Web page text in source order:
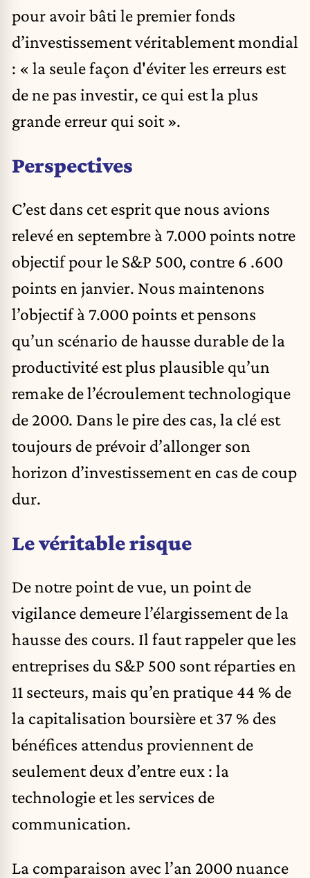
pour avoir bâti le premier fonds
d’investissement véritablement mondial
: « la seule façon d'éviter les erreurs est
de ne pas investir, ce qui est la plus
grande erreur qui soit ».
Perspectives
C’est dans cet esprit que nous avions
relevé en septembre à 7.000 points notre
objectif pour le S&P 500, contre 6 .600
points en janvier. Nous maintenons
l’objectif à 7.000 points et pensons
qu’un scénario de hausse durable de la
productivité est plus plausible qu’un
remake de l’écroulement technologique
de 2000. Dans le pire des cas, la clé est
toujours de prévoir d’allonger son
horizon d’investissement en cas de coup
dur.
Le véritable risque
De notre point de vue, un point de
vigilance demeure l’élargissement de la
hausse des cours. Il faut rappeler que les
entreprises du S&P 500 sont réparties en
11 secteurs, mais qu’en pratique 44 % de
la capitalisation boursière et 37 % des
bénéfices attendus proviennent de
seulement deux d’entre eux : la
technologie et les services de
communication.
La comparaison avec l’an 2000 nuance